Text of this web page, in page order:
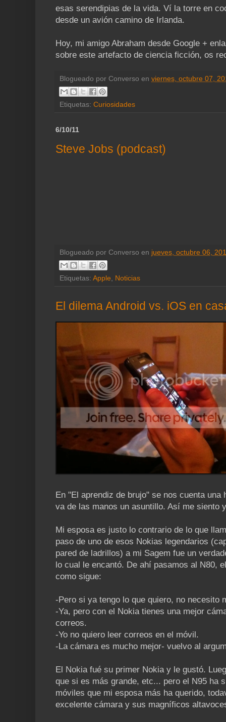
esas serendipias de la vida. Ví la torre en
desde un avión camino de Irlanda.
Hoy, mi amigo Abraham desde Google +
sobre este artefacto de ciencia ficción, os
Blogueado por Converso en viernes, octubre 07,
Etiquetas: Curiosidades
6/10/11
Steve Jobs (podcast)
Blogueado por Converso en jueves, octubre 06,
Etiquetas: Apple, Noticias
El dilema Android vs. iOS en
En "El aprendiz de brujo" se nos cuenta una
va de las manos un asuntillo. Así me siento
Mi esposa es justo lo contrario de lo que
paso de uno de esos Nokias legendarios
pared de ladrillos) a mi Sagem fue un
lo cual le encantó. De ahí pasamos al N80,
como sigue:
-Pero si ya tengo lo que quiero, no necesito
-Ya, pero con el Nokia tienes una mejor
correos.
-Yo no quiero leer correos en el móvil.
-La cámara es mucho mejor- vuelvo al
El Nokia fué su primer Nokia y le gustó.
que si es más grande, etc... pero el N95 ha
móviles que mi esposa más ha querido,
excelente cámara y sus magníficos